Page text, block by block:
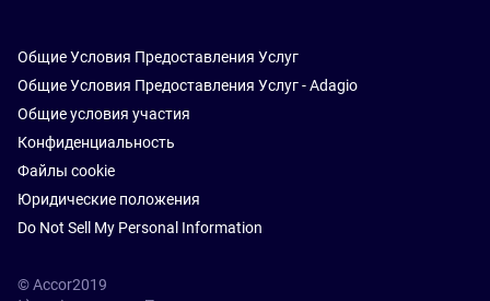
Общие Условия Предоставления Услуг
Общие Условия Предоставления Услуг - Adagio
Общие условия участия
Конфиденциальность
Файлы cookie
Юридические положения
Do Not Sell My Personal Information
© Accor2019